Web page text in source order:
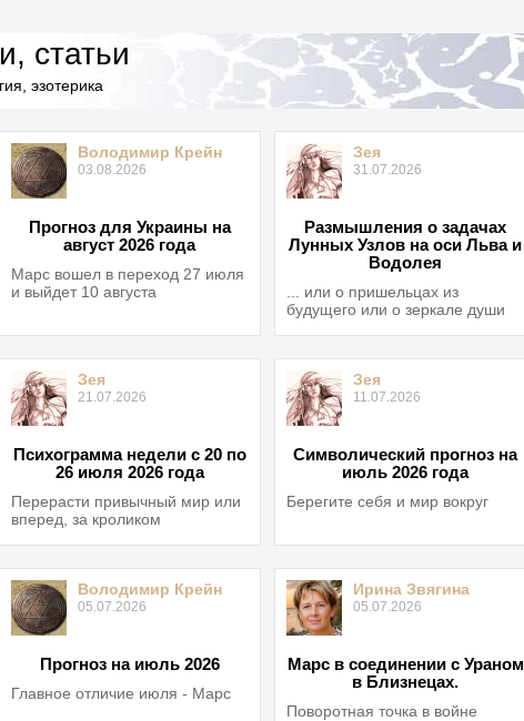
статьи
эзотерика
Володимир Крейн
03.08.2026
Прогноз для Украины на
август 2026 года
Марс вошел в переход 27 июля
и выйдет 10 августа
Зея
31.07.2026
Размышления о задачах
Лунных Узлов на оси Льва и
Водолея
... или о пришельцах из
будущего или о зеркале души
Зея
21.07.2026
Психограмма недели с 20 по
26 июля 2026 года
Перерасти привычный мир или
вперед, за кроликом
Зея
11.07.2026
Символический прогноз на
июль 2026 года
Берегите себя и мир вокруг
Володимир Крейн
05.07.2026
Прогноз на июль 2026
Главное отличие июля - Марс
Ирина Звягина
05.07.2026
Марс в соединении с Ураном
в Близнецах.
Поворотная точка в войне